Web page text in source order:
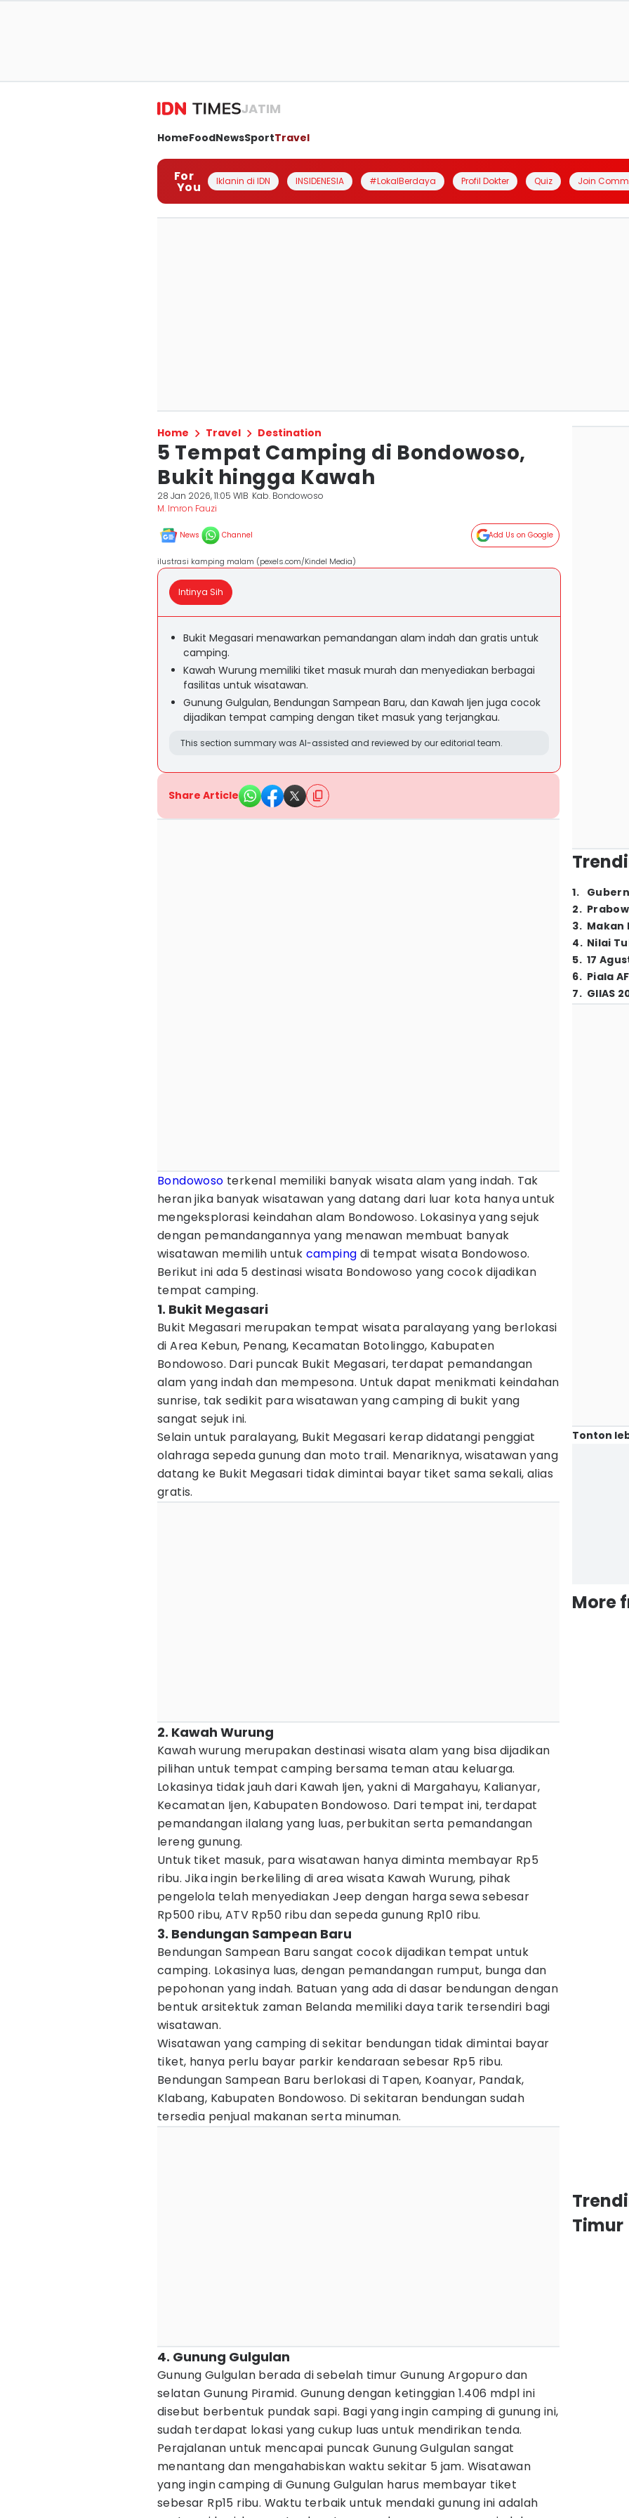
JATIM
HomeFoodNewsSportTravel
For
You Iklanin di IDN INSIDENESIA #LokalBerdaya Profil Dokter Quiz Join
Home Travel Destination
5 Tempat Camping di Bondowoso,
Bukit hingga Kawah
28 Jan 2026, 11:05 WIB Kab. Bondowoso
M. Imron Fauzi
News Channel Add Us on Google
ilustrasi kamping malam (pexels.com/Kindel Media)
Intinya Sih
Bukit Megasari menawarkan pemandangan alam indah dan gratis untuk
camping.
Kawah Wurung memiliki tiket masuk murah dan menyediakan berbagai
fasilitas untuk wisatawan.
Gunung Gulgulan, Bendungan Sampean Baru, dan Kawah Ijen juga cocok
dijadikan tempat camping dengan tiket masuk yang terjangkau.
This section summary was AI-assisted and reviewed by our editorial team.
Share Article
Bondowoso terkenal memiliki banyak wisata alam yang indah. Tak
heran jika banyak wisatawan yang datang dari luar kota hanya untuk
mengeksplorasi keindahan alam Bondowoso. Lokasinya yang sejuk
dengan pemandangannya yang menawan membuat banyak
wisatawan memilih untuk camping di tempat wisata Bondowoso.
Berikut ini ada 5 destinasi wisata Bondowoso yang cocok dijadikan
tempat camping.
1. Bukit Megasari
Bukit Megasari merupakan tempat wisata paralayang yang berlokasi
di Area Kebun, Penang, Kecamatan Botolinggo, Kabupaten
Bondowoso. Dari puncak Bukit Megasari, terdapat pemandangan
alam yang indah dan mempesona. Untuk dapat menikmati keindahan
sunrise, tak sedikit para wisatawan yang camping di bukit yang
sangat sejuk ini.
Selain untuk paralayang, Bukit Megasari kerap didatangi penggiat
olahraga sepeda gunung dan moto trail. Menariknya, wisatawan yang
datang ke Bukit Megasari tidak dimintai bayar tiket sama sekali, alias
gratis.
2. Kawah Wurung
Kawah wurung merupakan destinasi wisata alam yang bisa dijadikan
pilihan untuk tempat camping bersama teman atau keluarga.
Lokasinya tidak jauh dari Kawah Ijen, yakni di Margahayu, Kalianyar,
Kecamatan Ijen, Kabupaten Bondowoso. Dari tempat ini, terdapat
pemandangan ilalang yang luas, perbukitan serta pemandangan
lereng gunung.
Untuk tiket masuk, para wisatawan hanya diminta membayar Rp5
ribu. Jika ingin berkeliling di area wisata Kawah Wurung, pihak
pengelola telah menyediakan Jeep dengan harga sewa sebesar
Rp500 ribu, ATV Rp50 ribu dan sepeda gunung Rp10 ribu.
3. Bendungan Sampean Baru
Bendungan Sampean Baru sangat cocok dijadikan tempat untuk
camping. Lokasinya luas, dengan pemandangan rumput, bunga dan
pepohonan yang indah. Batuan yang ada di dasar bendungan dengan
bentuk arsitektuk zaman Belanda memiliki daya tarik tersendiri bagi
wisatawan.
Wisatawan yang camping di sekitar bendungan tidak dimintai bayar
tiket, hanya perlu bayar parkir kendaraan sebesar Rp5 ribu.
Bendungan Sampean Baru berlokasi di Tapen, Koanyar, Pandak,
Klabang, Kabupaten Bondowoso. Di sekitaran bendungan sudah
tersedia penjual makanan serta minuman.
4. Gunung Gulgulan
Gunung Gulgulan berada di sebelah timur Gunung Argopuro dan
selatan Gunung Piramid. Gunung dengan ketinggian 1.406 mdpl ini
disebut berbentuk pundak sapi. Bagi yang ingin camping di gunung ini,
sudah terdapat lokasi yang cukup luas untuk mendirikan tenda.
Perajalanan untuk mencapai puncak Gunung Gulgulan sangat
menantang dan mengahabiskan waktu sekitar 5 jam. Wisatawan
yang ingin camping di Gunung Gulgulan harus membayar tiket
sebesar Rp15 ribu. Waktu terbaik untuk mendaki gunung ini adalah
1.
2.
3. Makan
4. Nilai
5. 17
6. Piala
7. GIIAS
Tonton
More
Timur